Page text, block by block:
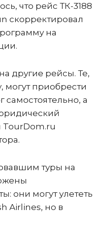
что рейс ТК-3188
скорректировал
на
другие рейсы. Те,
могут приобрести
самостоятельно, а
TourDom.ru
туры на
они могут улететь
Airlines, но в